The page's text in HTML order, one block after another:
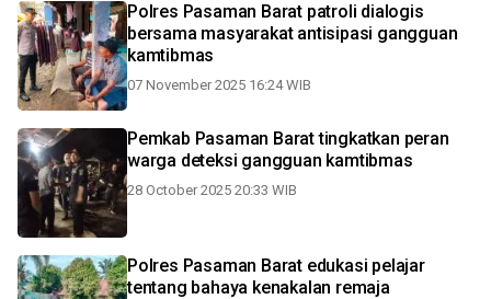
Polres Pasaman Barat patroli dialogis
bersama masyarakat antisipasi gangguan
kamtibmas
07 November 2025 16:24 WIB
Pemkab Pasaman Barat tingkatkan peran
warga deteksi gangguan kamtibmas
28 October 2025 20:33 WIB
Polres Pasaman Barat edukasi pelajar
tentang bahaya kenakalan remaja